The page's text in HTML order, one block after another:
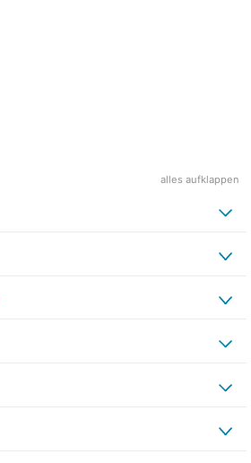
alles aufklappen